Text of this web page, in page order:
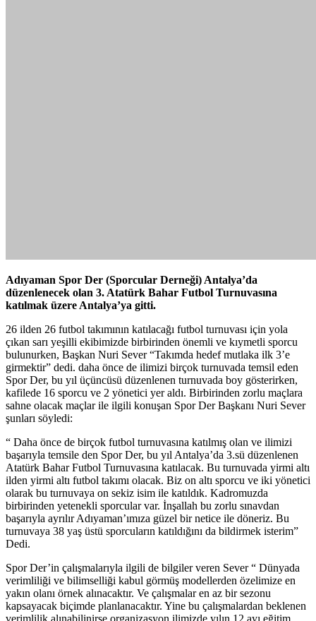
Adıyaman Spor Der (Sporcular Derneği) Antalya’da
düzenlenecek olan 3. Atatürk Bahar Futbol Turnuvasına
katılmak üzere Antalya’ya gitti.
26 ilden 26 futbol takımının katılacağı futbol turnuvası için yola
çıkan sarı yeşilli ekibimizde birbirinden önemli ve kıymetli sporcu
bulunurken, Başkan Nuri Sever “Takımda hedef mutlaka ilk 3’e
girmektir” dedi. daha önce de ilimizi birçok turnuvada temsil eden
Spor Der, bu yıl üçüncüsü düzenlenen turnuvada boy gösterirken,
kafilede 16 sporcu ve 2 yönetici yer aldı. Birbirinden zorlu maçlara
sahne olacak maçlar ile ilgili konuşan Spor Der Başkanı Nuri Sever
şunları söyledi:
“ Daha önce de birçok futbol turnuvasına katılmış olan ve ilimizi
başarıyla temsile den Spor Der, bu yıl Antalya’da 3.sü düzenlenen
Atatürk Bahar Futbol Turnuvasına katılacak. Bu turnuvada yirmi altı
ilden yirmi altı futbol takımı olacak. Biz on altı sporcu ve iki yönetici
olarak bu turnuvaya on sekiz isim ile katıldık. Kadromuzda
birbirinden yetenekli sporcular var. İnşallah bu zorlu sınavdan
başarıyla ayrılır Adıyaman’ımıza güzel bir netice ile döneriz. Bu
turnuvaya 38 yaş üstü sporcuların katıldığını da bildirmek isterim”
Dedi.
Spor Der’in çalışmalarıyla ilgili de bilgiler veren Sever “ Dünyada
verimliliği ve bilimselliği kabul görmüş modellerden özelimize en
yakın olanı örnek alınacaktır. Ve çalışmalar en az bir sezonu
kapsayacak biçimde planlanacaktır. Yine bu çalışmalardan beklenen
verimlilik alınabilinirse organizasyon ilimizde yılın 12 ayı eğitim